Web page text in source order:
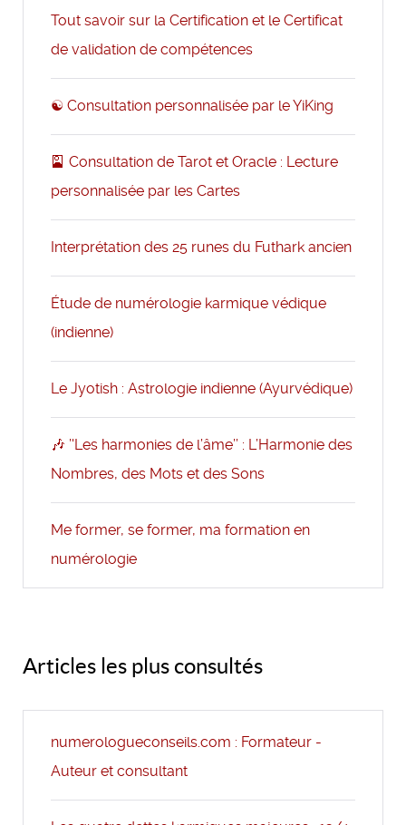
Tout savoir sur la Certification et le Certificat
de validation de compétences
☯️ Consultation personnalisée par le YiKing
🎴 Consultation de Tarot et Oracle : Lecture
personnalisée par les Cartes
Interprétation des 25 runes du Futhark ancien
Étude de numérologie karmique védique
(indienne)
Le Jyotish : Astrologie indienne (Ayurvédique)
🎶 ’'Les harmonies de l’âme’’ : L’Harmonie des
Nombres, des Mots et des Sons
Me former, se former, ma formation en
numérologie
Articles les plus consultés
numerologueconseils.com : Formateur -
Auteur et consultant